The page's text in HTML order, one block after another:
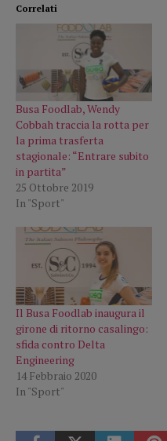
Correlati
Busa Foodlab, Wendy
Cobbah traccia la rotta per
la prima trasferta
stagionale: “Entrare subito
in partita”
25 Ottobre 2019
In "Sport"
Il Busa Foodlab inaugura il
girone di ritorno casalingo:
sfida contro Delta
Engineering
14 Febbraio 2020
In "Sport"